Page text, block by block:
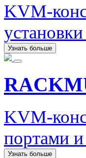
KVM-
Узнать больше
KVM-
портами
Узнать больше